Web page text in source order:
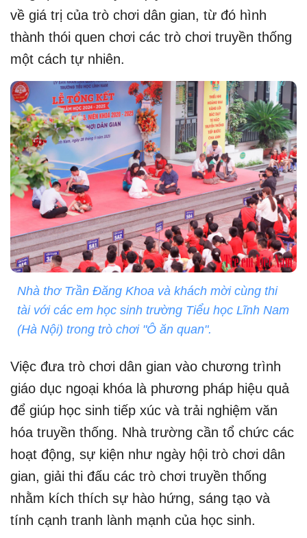
về giá trị của trò chơi dân gian, từ đó hình
thành thói quen chơi các trò chơi truyền thống
một cách tự nhiên.
Nhà thơ Trần Đăng Khoa và khách mời cùng thi
tài với các em học sinh trường Tiểu học Lĩnh Nam
(Hà Nội) trong trò chơi "Ô ăn quan".
Việc đưa trò chơi dân gian vào chương trình
giáo dục ngoại khóa là phương pháp hiệu quả
để giúp học sinh tiếp xúc và trải nghiệm văn
hóa truyền thống. Nhà trường cần tổ chức các
hoạt động, sự kiện như ngày hội trò chơi dân
gian, giải thi đấu các trò chơi truyền thống
nhằm kích thích sự hào hứng, sáng tạo và
tính cạnh tranh lành mạnh của học sinh.